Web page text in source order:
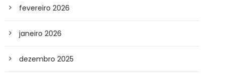
fevereiro 2026
janeiro 2026
dezembro 2025